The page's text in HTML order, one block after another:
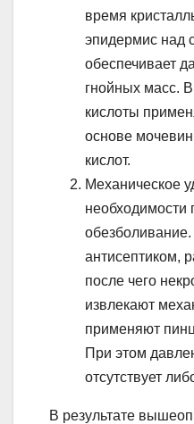
время
эпидермис над
обеспечивает
гнойных масс.
кислоты
основе
кислот.
Механическое
необходимости
антисептиком,
после чего
извлекают
применяют
При этом
отсутствует
В результате